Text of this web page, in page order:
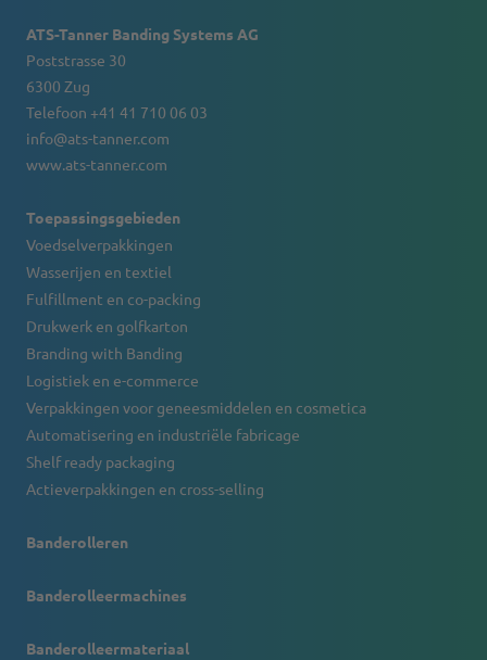
ATS-Tanner Banding Systems AG
Poststrasse 30
6300 Zug
Telefoon +41 41 710 06 03
info@ats-tanner.com
www.ats-tanner.com
Toepassingsgebieden
Voedselverpakkingen
Wasserijen en textiel
Fulfillment en co-packing
Drukwerk en golfkarton
Branding with Banding
Logistiek en e-commerce
Verpakkingen voor geneesmiddelen en cosmetica
Automatisering en industriële fabricage
Shelf ready packaging
Actieverpakkingen en cross-selling
Banderolleren
Banderolleermachines
Banderolleermateriaal